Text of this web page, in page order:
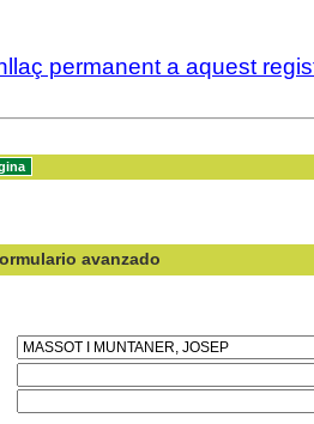
permanent a aquest
avanzado